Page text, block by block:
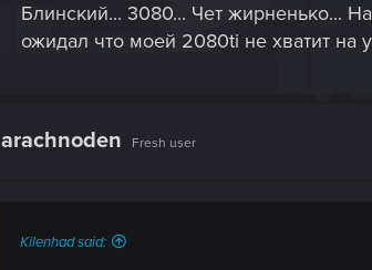
Блинский... 3080... Чет жирненько...
ожидал что моей 2080ti не хватит на
arachnoden Fresh user
Kilenhad said: